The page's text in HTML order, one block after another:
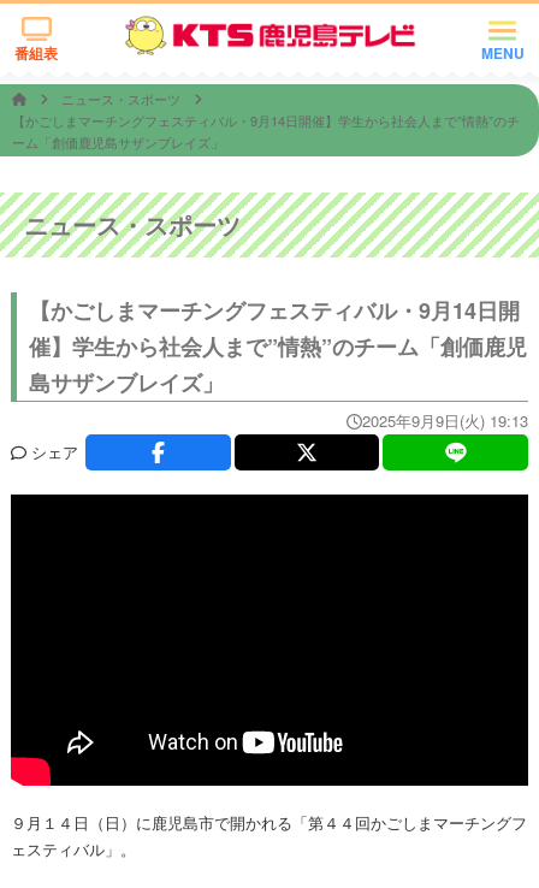
MENU
番組表
ニュース・スポーツ
【かごしまマーチングフェスティバル・9月14日開催】学生から社会人まで”情熱”のチ
ーム「創価鹿児島サザンブレイズ」
ニュース・スポーツ
【かごしまマーチングフェスティバル・9月14日開
催】学生から社会人まで”情熱”のチーム「創価鹿児
島サザンブレイズ」
2025年9月9日(火) 19:13
シェア
９月１４日（日）に鹿児島市で開かれる「第４４回かごしまマーチングフ
ェスティバル」。